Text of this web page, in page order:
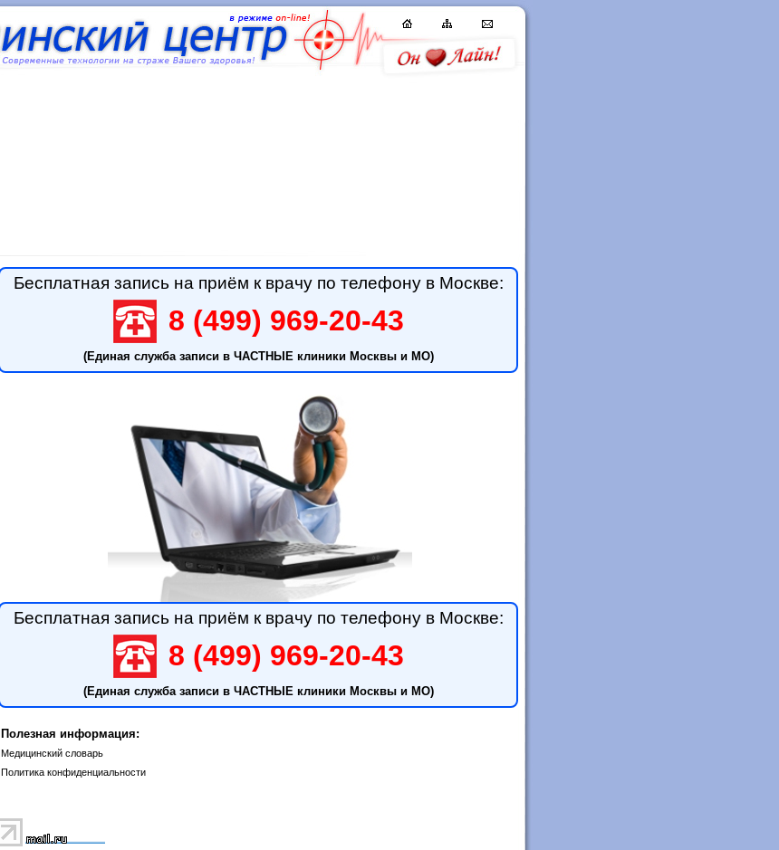
Бесплатная запись на приём к врачу по телефону в Москве:
8 (499) 969-20-43
(Единая служба записи в ЧАСТНЫЕ клиники Москвы и МО)
Бесплатная запись на приём к врачу по телефону в Москве:
8 (499) 969-20-43
(Единая служба записи в ЧАСТНЫЕ клиники Москвы и МО)
Полезная информация:
Медицинский словарь
Политика конфиденциальности